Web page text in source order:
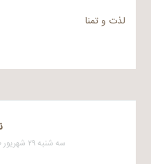
لذت و تمنا
سه شنبه ۲۹ شهریور ۱۳۹۰ در ۲:۳۱ بعد از ظهر